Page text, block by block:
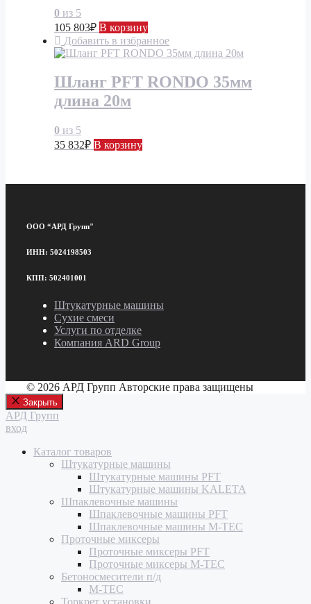
0 из 5
105 803₽ В корзину
Добавить в избранное
Шланг PFT RONDO 35мм
длина 20м
0 из 5
35 832₽ В корзину
ООО “АРД Групп"
ИНН: 5024198503
КПП: 502401001
Штукатурные машины
Сухие смеси
Услуги по отделке
Компания ARD Group
© 2026 АРД Групп Авторские права защищены
Закрыть
АРД Групп
вход
Каталог товаров
Штукатурные машины
Штукатурные машины PFT
Штукатурные машины KALETA
Шпаклевочные машины
Шпаклевочные машины PFT
Шпаклевочные машины M-TEC
Проточные миксеры
Проточные миксеры PFT
Проточные миксеры M-TEC
Бетоносмесители п/д
M-TEC
Торкрет установки